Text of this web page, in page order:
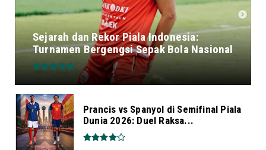
Sejarah dan Rekor Piala Indonesia:
Turnamen Bergengsi Sepak Bola Nasional
Prancis vs Spanyol di Semifinal Piala
Dunia 2026: Duel Raksa...